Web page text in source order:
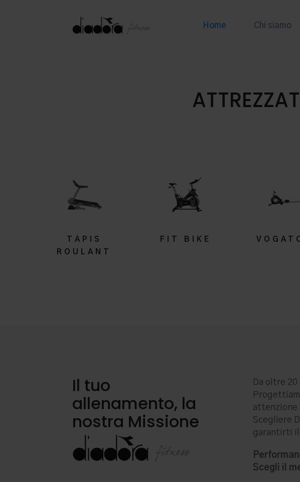
Home Chi siamo
TAPIS
ROULANT
FIT BIKE
Il tuo
allenamento, la
nostra Missione
Da oltre
attenzione
Scegliere
garantirti il
Scegli il